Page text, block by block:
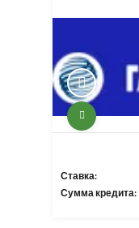
Ставка:
Сумма кредита: